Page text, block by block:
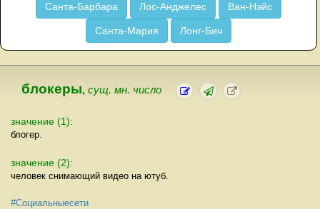
Санта-Барбара Лос-Анджелес Ван-Нэйс
Санта-Мария Лонг-Бич
блокеры, сущ. мн. число
значение (1):
блогер.
значение (2):
человек снимающий видео на ютуб.
#Социальныесети